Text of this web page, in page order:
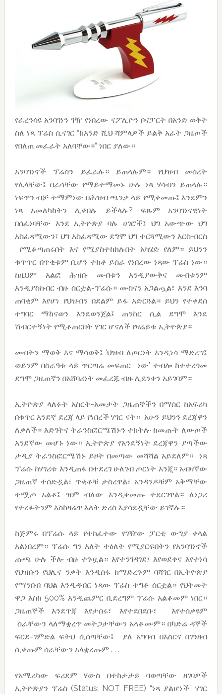
የፈረንሳዩ አንባገነን ገዥ የነበረው ናፖሊዮን ቦናፓርት በአንድ ወቅት
ስለ ነጻ ፕሬስ ሲናገር “ከአንድ ሺህ ሻምላዎች ይልቅ አራት ጋዜጦች
የበለጠ መፈራት አለባቸው።” ነበር ያለው።
አንባገነኖች ፕሬስን ይፈራሉ። ይጠላሉም። የህዝብ መሰረት
የሌላቸው፤ በራሳቸው የማይተማመኑ ሁሉ ነጻ ሃሳብን ይጠላሉ።
ነፍጥን ብቻ ተማምነው በሕዝብ ጫንቃ ላይ የሚቀመጡ፤ እንደምን
ነጻ አመለካከትን ሊቀበሉ ይችላሉ? ፍጹም አንባገነናዊነት
በሰፈነባቸው እንደ ኢትዮጵያ ባሉ ሀገሮች፤ ህግ አውጭው ህግ
አስፈጻሚውን፣ ህግ አስፈጻሚው ደግሞ ህግ ተርጓሚውን እርስ-በርስ
የሚቆጣጠሩበት እና የሚያስተከክሉበት አካሄድ የለም። ይህንን
ቁጥጥር በጥቂቱም ቢሆን ተክቶ ይሰራ የነበረው ነጻው ፕሬስ ነው።
ከዚህም አልፎ ሕዝቡ መብቱን እንዲያውቅና መብቱንም
እንዲያስከብር ብዙ ሰርቷል-ፕሬሱ። ሙስናን አጋልጧል፣ እንደ እንባ
ጠባቂም እየሆነ የህዝብን በደልም ይፋ አድርጓል። ይህን የተቀደሰ
ተግባር ማከናወን እንደወንጀል፤ ጠንከር ሲል ደግሞ እንደ
ሽብርተኝነት የሚቆጠርበት ሃገር ሆናለች የዛሬይቱ ኢትዮጵያ።
መብትን ማወቅ እና ማሳወቅ፤ ‘ህዝብ ለጦርነት እንዲነሳ ማድረግ፤
ወይንም በስራዓቱ ላይ ጥርጣሬ መፍጠር ነው’ ተብሎ ከተተረጎመ
ደግሞ ጋዜጠኛን በአሸባሪነት መፈረጁ ብዙ ሊደንቀን አይገባም።
ኢትዮጵያ ላለፉት አስርት-አመታት ጋዜጠኞችን በማሰር ከአፍሪካ
በቁጥር አንደኛ ደረጃ ላይ የነበረች ሃገር ናት። አሁን ይህንን ደረጃዋን
ለቃለች። እድገትና ትራንስፎርሜሽኑን ተከትሎ ከመጡት ለውጦች
አንደኛው መሆኑ ነው። ኢትዮጵያ የአንደኝነት ደረጃዋን ያጣችው
ታዲያ ትራንስፎርሜሽኑ ይዞት በመጣው መሻሻል አይደለም። ነጻ
ፕሬሱ ከሃገሪቱ እንዲጠፋ በተደረገ ሁለገብ ጦርነት እንጂ። አብዛኛው
ጋዜጠኛ ተሰድዷል፣ ጥቂቶቹ ታስረዋል፣ አንዳንዶቹም አቅማቸው
ተሟጦ አልቆ፤ ዝም ብለው እንዲቀመጡ ተደርገዋል። ለነጋሪ
የተረፉትንም እስከዛሬዋ እለት ድረስ እያሳደዷቸው ይገኛሉ።
ከጅምሩ በፕሬሱ ላይ የተከፈተው የገዥው ፓርቲ ውግያ ቀላል
አልነበረም። ፕሬሱ ግን እለት ተዕለት የሚያርፍበትን የአንባገነኖች
ጡጫ ሁሉ ችሎ ብዙ ተጉዟል። እየተንገዳገደ፤ እየወደቀና እየተነሳ
የህዝቡን የህሊና ንቃት እንዲሰፋ ከማድረጉም ባሻገር በኢትዮጵያ
የማንበብ ባህል እንዲዳብር ነጻው ፕሬስ ተግቶ ሰርቷል። የህትመት
ዋጋ እስከ 500% እንዲጨምር ቢደረግም ፕሬሱ አልቆመም ነበር።
ጋዜጠኞች እንደጥጃ እየታሰሩ፣ እየተደበደቡ፣ እየተሰቃዩም
ስራቸውን ላለማቋረጥ መትጋታቸውን አላቆሙም። በካድሬ ዳኞች
ፍርደ-ገምድል ፍትህ ሲሰጣቸው፤ ያለ አግባብ በእስርና በገንዘብ
ሲቀጡም ሰራቸውን አላቋረጡም . . .
የአሜሪካው ፍሪደም ሃውስ በተከታታይ ባወጣቸው ዘገባዎች
ኢትዮጵያን ፕሬስ (Status: NOT FREE) “ነጻ ያልሆነች” ሃገር